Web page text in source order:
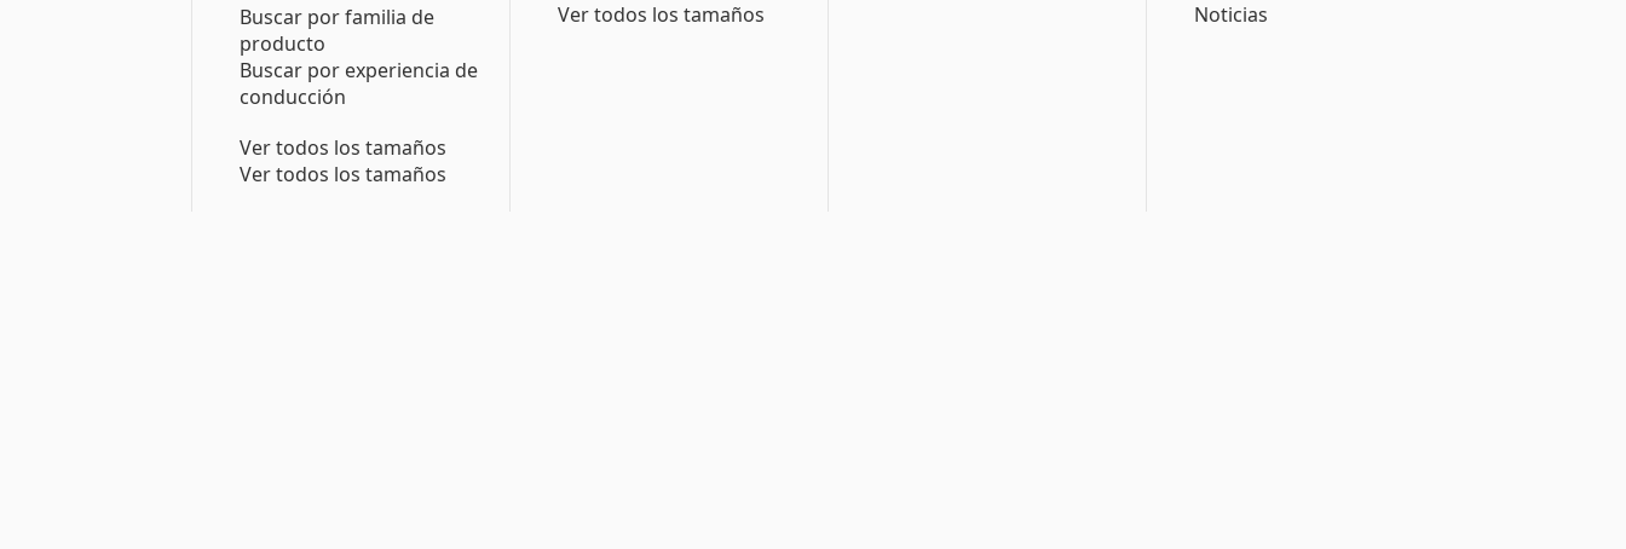
Buscar por familia de
producto
Buscar por experiencia de
conducción
Ver todos los tamaños
Ver todos los tamaños
Ver todos los tamaños
Noticias